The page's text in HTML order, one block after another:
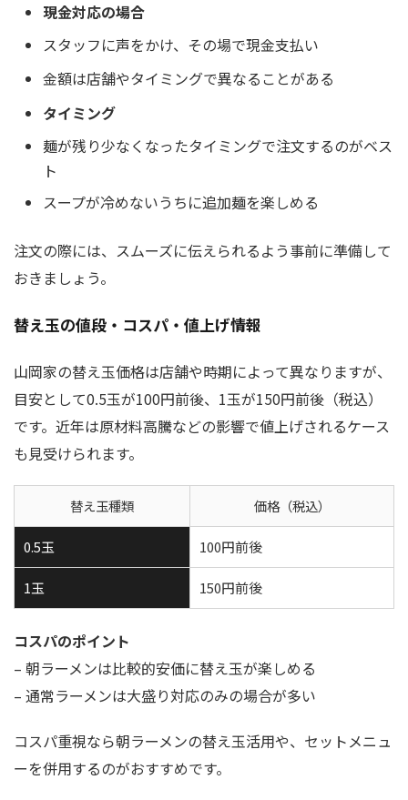
現金対応の場合
スタッフに声をかけ、その場で現金支払い
金額は店舗やタイミングで異なることがある
タイミング
麺が残り少なくなったタイミングで注文するのがベス
ト
スープが冷めないうちに追加麺を楽しめる
注文の際には、スムーズに伝えられるよう事前に準備して
おきましょう。
替え玉の値段・コスパ・値上げ情報
山岡家の替え玉価格は店舗や時期によって異なりますが、
目安として0.5玉が100円前後、1玉が150円前後（税込）
です。近年は原材料高騰などの影響で値上げされるケース
も見受けられます。
替え玉種類 価格（税込）
0.5玉 100円前後
1玉 150円前後
コスパのポイント
– 朝ラーメンは比較的安価に替え玉が楽しめる
– 通常ラーメンは大盛り対応のみの場合が多い
コスパ重視なら朝ラーメンの替え玉活用や、セットメニュ
ーを併用するのがおすすめです。